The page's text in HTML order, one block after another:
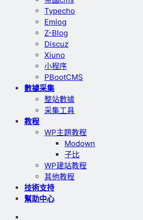
Typecho
Emlog
Z-Blog
Discuz
Xiuno
小程序
PBootCMS
數據采集
整站數據
采集工具
教程
WP主題教程
Modown
子比
WP建站教程
其他教程
技術支持
幫助中心